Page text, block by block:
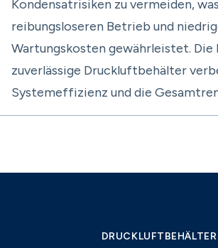
Kondensatrisiken zu vermeiden,
reibungsloseren Betrieb und
Wartungskosten gewährleistet.
zuverlässige Druckluftbehälter
Systemeffizienz und die
DRUCKLUFTBEHÄLTER